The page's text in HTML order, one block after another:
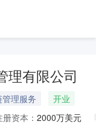
理有限公司
理服务
开业
册资本： 2000万美元